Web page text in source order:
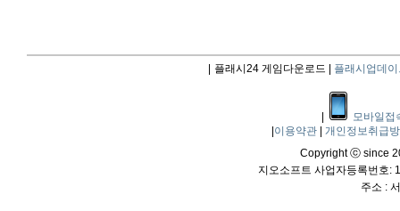
플래시24 게임다운로드 | 플래시업데이
모바일접
이용약관
개인정보취급
Copyright ⓒ since
지오소프트 사업자등록번호:
주소 :